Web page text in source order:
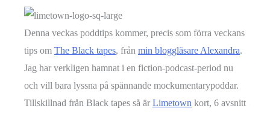
Denna veckas poddtips kommer, precis som förra veckans
tips om The Black tapes, från min bloggläsare Alexandra.
Jag har verkligen hamnat i en fiction-podcast-period nu
och vill bara lyssna på spännande mockumentarypoddar.
Tillskillnad från Black tapes så är Limetown kort, 6 avsnitt